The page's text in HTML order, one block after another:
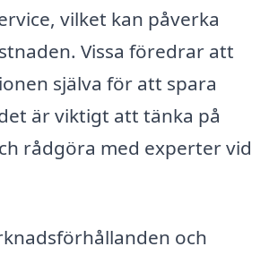
vilket kan påverka
Vissa föredrar att
själva för att spara
är viktigt att tänka på
rådgöra med experter vid
och